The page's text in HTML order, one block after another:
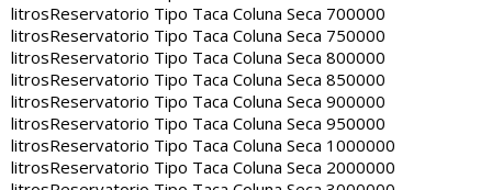
litrosReservatorio Tipo Taca Coluna Seca 700000
litrosReservatorio Tipo Taca Coluna Seca 750000
litrosReservatorio Tipo Taca Coluna Seca 800000
litrosReservatorio Tipo Taca Coluna Seca 850000
litrosReservatorio Tipo Taca Coluna Seca 900000
litrosReservatorio Tipo Taca Coluna Seca 950000
litrosReservatorio Tipo Taca Coluna Seca 1000000
litrosReservatorio Tipo Taca Coluna Seca 2000000